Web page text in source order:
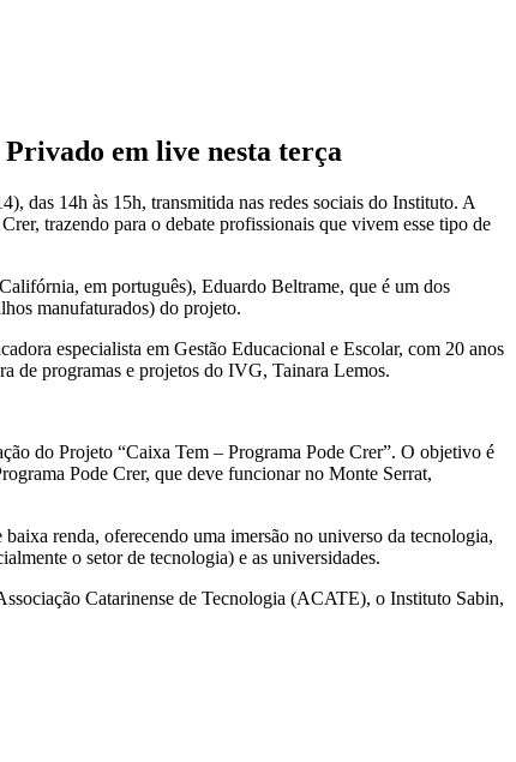
em live nesta terça
das 14h às 15h, transmitida nas redes sociais do Instituto. A
trazendo para o debate profissionais que vivem esse tipo de
em português), Eduardo Beltrame, que é um dos
manufaturados) do projeto.
especialista em Gestão Educacional e Escolar, com 20 anos
de programas e projetos do IVG, Tainara Lemos.
do Projeto “Caixa Tem – Programa Pode Crer”. O objetivo é
Pode Crer, que deve funcionar no Monte Serrat,
renda, oferecendo uma imersão no universo da tecnologia,
o setor de tecnologia) e as universidades.
Catarinense de Tecnologia (ACATE), o Instituto Sabin,